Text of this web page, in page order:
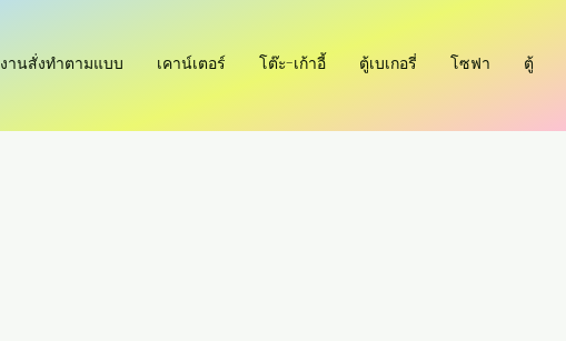
งานสั่งทำตามแบบ เคาน์เตอร์ โต๊ะ-เก้าอี้ ตู้เบเกอรี่ โซฟา ตู้